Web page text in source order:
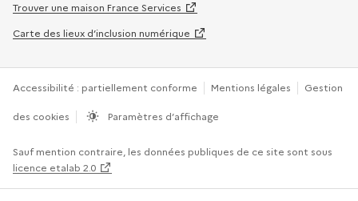
Trouver une maison France Services
Carte des lieux d’inclusion numérique
Accessibilité : partiellement conforme Mentions légales Gestion
des cookies Paramètres d’affichage
Sauf mention contraire, les données publiques de ce site sont sous
licence etalab 2.0